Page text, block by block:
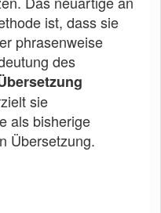
ist, dass sie
phrasenweise
des
sie
als bisherige
Übersetzung.